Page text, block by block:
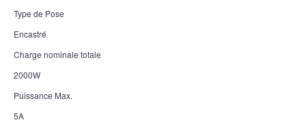
Type de Pose
Encastré
Charge nominale totale
2000W
Puissance Max.
5A